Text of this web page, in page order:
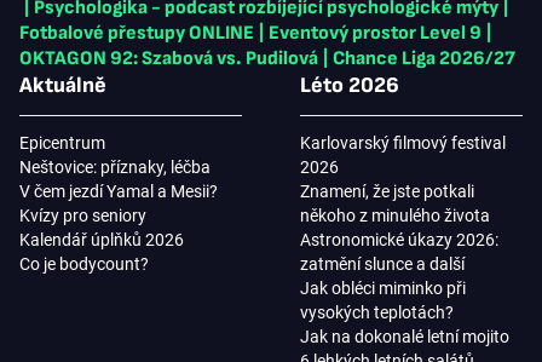
Psychologika - podcast rozbíjející psychologické mýty
Fotbalové přestupy ONLINE
Eventový prostor Level 9
OKTAGON 92: Szabová vs. Pudilová
Chance Liga 2026/27
Aktuálně
Epicentrum
Neštovice: příznaky, léčba
V čem jezdí Yamal a Mesii?
Kvízy pro seniory
Kalendář úplňků 2026
Co je bodycount?
Léto 2026
Karlovarský filmový festival
2026
Znamení, že jste potkali
někoho z minulého života
Astronomické úkazy 2026:
zatmění slunce a další
Jak obléci miminko při
vysokých teplotách?
Jak na dokonalé letní mojito